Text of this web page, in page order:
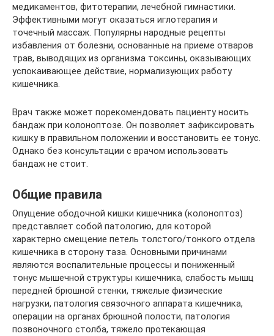
медикаментов, фитотерапии, лечебной гимнастики.
Эффективными могут оказаться иглотерапия и
точечный массаж. Популярны народные рецепты
избавления от болезни, основанные на приеме отваров
трав, выводящих из организма токсины, оказывающих
успокаивающее действие, нормализующих работу
кишечника.
Врач также может порекомендовать пациенту носить
бандаж при колоноптозе. Он позволяет зафиксировать
кишку в правильном положении и восстановить ее тонус.
Однако без консультации с врачом использовать
бандаж не стоит.
Общие правила
Опущение ободочной кишки кишечника (колоноптоз)
представляет собой патологию, для которой
характерно смещение петель толстого/тонкого отдела
кишечника в сторону таза. Основными причинами
являются воспалительные процессы и пониженный
тонус мышечной структуры кишечника, слабость мышц
передней брюшной стенки, тяжелые физические
нагрузки, патология связочного аппарата кишечника,
операции на органах брюшной полости, патология
позвоночного столба, тяжело протекающая